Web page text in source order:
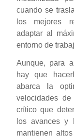
cuando se
los mejores
adaptar al
entorno de
Aunque, para
hay que
abarca la
velocidades
crítico que
los avances y
mantienen